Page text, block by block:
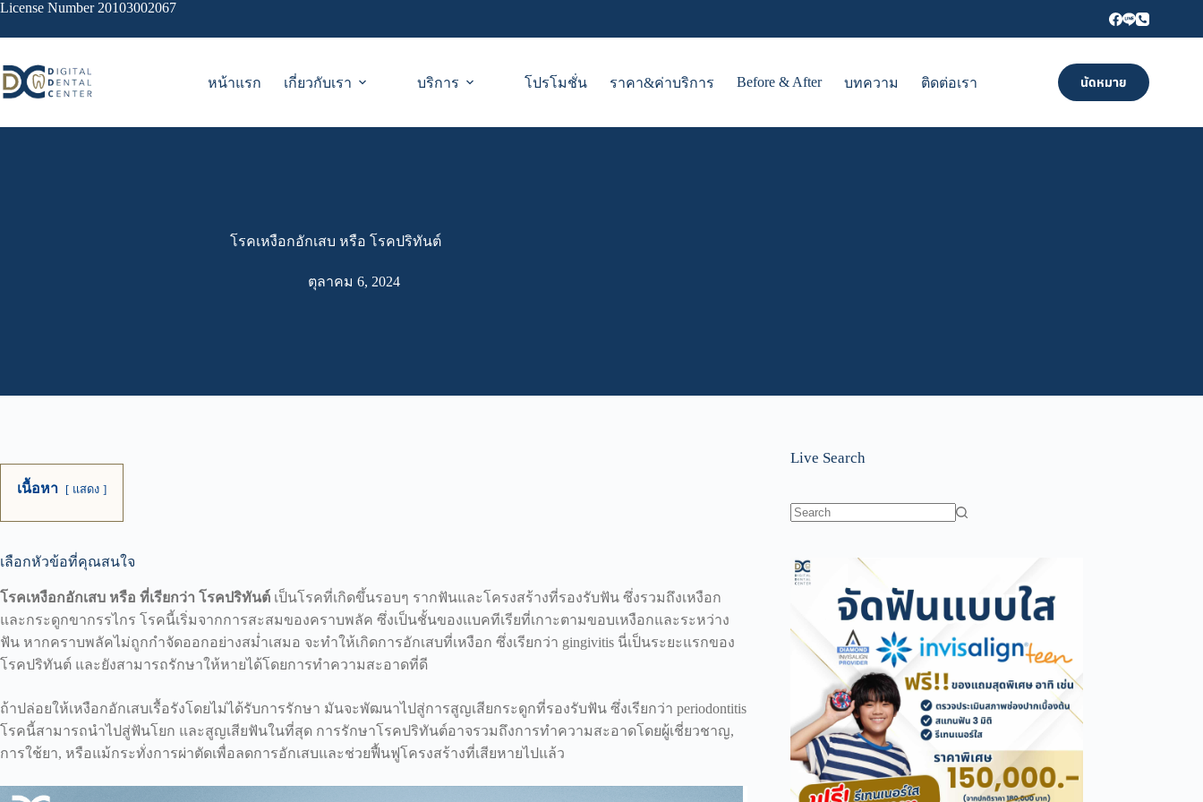
Skip
content
License Number 20103002067
หน้าแรก เกี่ยวกับเรา บริการ โปรโมชั่น ราคา&ค่าบริการ Before & After บทความ ติดต่อเรา ภาษาไทย
นัดหมาย
โรคเหงือกอักเสบ หรือ โรคปริทันต์
ตุลาคม 6, 2024
เนื้อหา แสดง
เลือกหัวข้อที่คุณสนใจ
โรคเหงือกอักเสบ หรือ ที่เรียกว่า โรคปริทันต์ เป็นโรคที่เกิดขึ้นรอบๆ รากฟันและโครงสร้างที่รองรับฟัน ซึ่งรวมถึงเหงือก
และกระดูกขากรรไกร โรคนี้เริ่มจากการสะสมของคราบพลัค ซึ่งเป็นชั้นของแบคทีเรียที่เกาะตามขอบเหงือกและระหว่าง
ฟัน หากคราบพลัคไม่ถูกกำจัดออกอย่างสม่ำเสมอ จะทำให้เกิดการอักเสบที่เหงือก ซึ่งเรียกว่า gingivitis นี่เป็นระยะแรกของ
โรคปริทันต์ และยังสามารถรักษาให้หายได้โดยการทำความสะอาดที่ดี
ถ้าปล่อยให้เหงือกอักเสบเรื้อรังโดยไม่ได้รับการรักษา มันจะพัฒนาไปสู่การสูญเสียกระดูกที่รองรับฟัน ซึ่งเรียกว่า periodontitis
โรคนี้สามารถนำไปสู่ฟันโยก และสูญเสียฟันในที่สุด การรักษาโรคปริทันต์อาจรวมถึงการทำความสะอาดโดยผู้เชี่ยวชาญ,
การใช้ยา, หรือแม้กระทั่งการผ่าตัดเพื่อลดการอักเสบและช่วยฟื้นฟูโครงสร้างที่เสียหายไปแล้ว
Live Search